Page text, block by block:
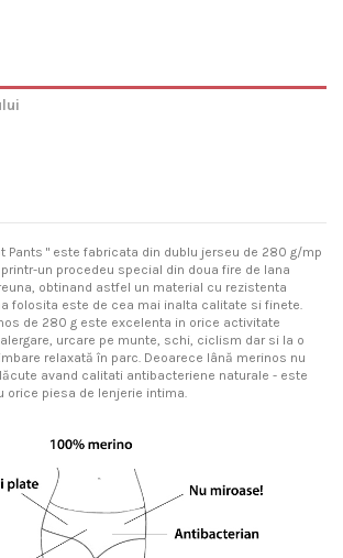
Pants " este fabricata din dublu jerseu de 280 g/mp
un procedeu special din doua fire de lana
obtinand astfel un material cu rezistenta
folosita este de cea mai inalta calitate si finete.
de 280 g este excelenta in orice activitate
urcare pe munte, schi, ciclism dar si la o
relaxată în parc. Deoarece lână merinos nu
avand calitati antibacteriene naturale - este
orice piesa de lenjerie intima.